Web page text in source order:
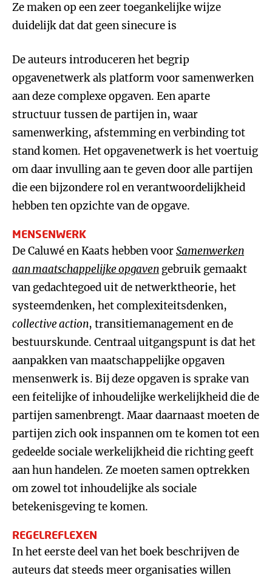
Ze maken op een zeer toegankelijke wijze
duidelijk dat dat geen sinecure is
De auteurs introduceren het begrip
opgavenetwerk als platform voor samenwerken
aan deze complexe opgaven. Een aparte
structuur tussen de partijen in, waar
samenwerking, afstemming en verbinding tot
stand komen. Het opgavenetwerk is het voertuig
om daar invulling aan te geven door alle partijen
die een bijzondere rol en verantwoordelijkheid
hebben ten opzichte van de opgave.
MENSENWERK
De Caluwé en Kaats hebben voorSamenwerken
aan maatschappelijke opgaven gebruik gemaakt
van gedachtegoed uit de netwerktheorie, het
systeemdenken, het complexiteitsdenken,
collective action, transitiemanagement en de
bestuurskunde. Centraal uitgangspunt is dat het
aanpakken van maatschappelijke opgaven
mensenwerk is. Bij deze opgaven is sprake van
een feitelijke of inhoudelijke werkelijkheid die de
partijen samenbrengt. Maar daarnaast moeten de
partijen zich ook inspannen om te komen tot een
gedeelde sociale werkelijkheid die richting geeft
aan hun handelen. Ze moeten samen optrekken
om zowel tot inhoudelijke als sociale
betekenisgeving te komen.
REGELREFLEXEN
In het eerste deel van het boek beschrijven de
auteurs dat steeds meer organisaties willen